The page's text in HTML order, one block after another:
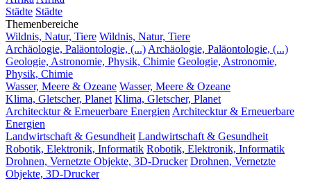
Städte Städte
Themenbereiche
Wildnis, Natur, Tiere Wildnis, Natur, Tiere
Archäologie, Paläontologie, (...) Archäologie, Paläontologie, (...)
Geologie, Astronomie, Physik, Chimie Geologie, Astronomie,
Physik, Chimie
Wasser, Meere & Ozeane Wasser, Meere & Ozeane
Klima, Gletscher, Planet Klima, Gletscher, Planet
Architecktur & Erneuerbare Energien Architecktur & Erneuerbare
Energien
Landwirtschaft & Gesundheit Landwirtschaft & Gesundheit
Robotik, Elektronik, Informatik Robotik, Elektronik, Informatik
Drohnen, Vernetzte Objekte, 3D-Drucker Drohnen, Vernetzte
Objekte, 3D-Drucker